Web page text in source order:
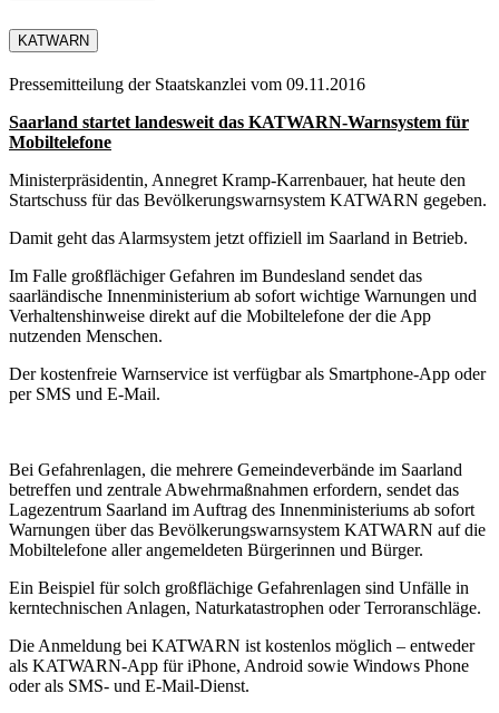
KATWARN
Pressemitteilung der Staatskanzlei vom 09.11.2016
Saarland startet landesweit das KATWARN-Warnsystem für
Mobiltelefone
Ministerpräsidentin, Annegret Kramp-Karrenbauer, hat heute den
Startschuss für das Bevölkerungswarnsystem KATWARN gegeben.
Damit geht das Alarmsystem jetzt offiziell im Saarland in Betrieb.
Im Falle großflächiger Gefahren im Bundesland sendet das
saarländische Innenministerium ab sofort wichtige Warnungen und
Verhaltenshinweise direkt auf die Mobiltelefone der die App
nutzenden Menschen.
Der kostenfreie Warnservice ist verfügbar als Smartphone-App oder
per SMS und E-Mail.
Bei Gefahrenlagen, die mehrere Gemeindeverbände im Saarland
betreffen und zentrale Abwehrmaßnahmen erfordern, sendet das
Lagezentrum Saarland im Auftrag des Innenministeriums ab sofort
Warnungen über das Bevölkerungswarnsystem KATWARN auf die
Mobiltelefone aller angemeldeten Bürgerinnen und Bürger.
Ein Beispiel für solch großflächige Gefahrenlagen sind Unfälle in
kerntechnischen Anlagen, Naturkatastrophen oder Terroranschläge.
Die Anmeldung bei KATWARN ist kostenlos möglich – entweder
als KATWARN-App für iPhone, Android sowie Windows Phone
oder als SMS- und E-Mail-Dienst.